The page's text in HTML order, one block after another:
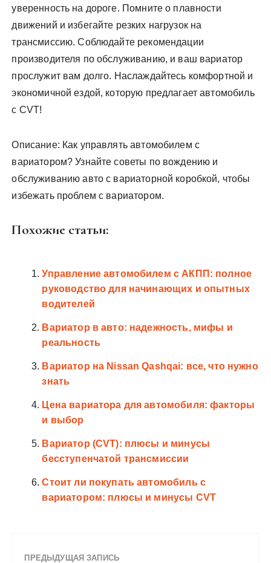
уверенность на дороге. Помните о плавности
движений и избегайте резких нагрузок на
трансмиссию. Соблюдайте рекомендации
производителя по обслуживанию, и ваш вариатор
прослужит вам долго. Наслаждайтесь комфортной и
экономичной ездой, которую предлагает автомобиль
с CVT!
Описание: Как управлять автомобилем с
вариатором? Узнайте советы по вождению и
обслуживанию авто с вариаторной коробкой, чтобы
избежать проблем с вариатором.
Похожие статьи:
Управление автомобилем с АКПП: полное
руководство для начинающих и опытных
водителей
Вариатор в авто: надежность, мифы и
реальность
Вариатор на Nissan Qashqai: все, что нужно
знать
Цена вариатора для автомобиля: факторы
и выбор
Вариатор (CVT): плюсы и минусы
бесступенчатой трансмиссии
Стоит ли покупать автомобиль с
вариатором: плюсы и минусы CVT
ПРЕДЫДУЩАЯ ЗАПИСЬ